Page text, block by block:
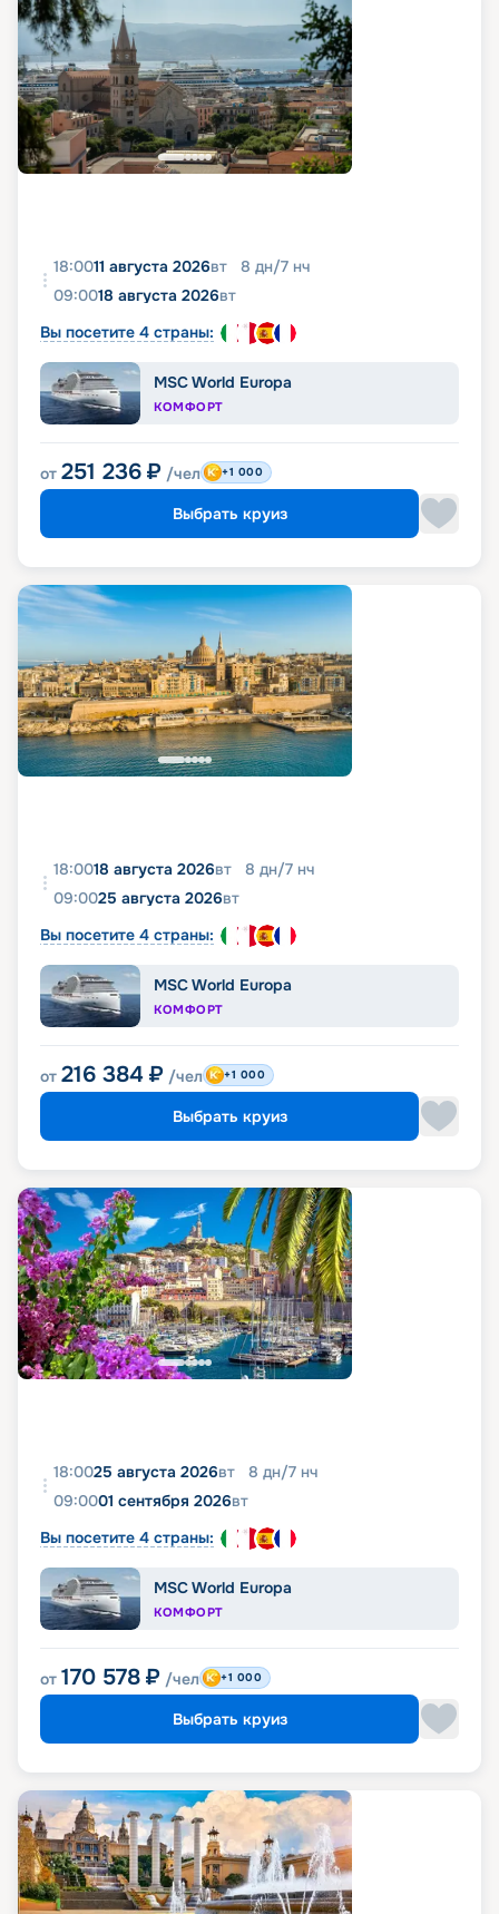
18:0011 августа 2026вт 8 дн/7 нч
09:0018 августа 2026вт
Вы посетите 4 страны:
MSC World Europa
КОМФОРТ
от 251 236 ₽ /чел +1 000
Выбрать круиз
18:0018 августа 2026вт 8 дн/7 нч
09:0025 августа 2026вт
Вы посетите 4 страны:
MSC World Europa
КОМФОРТ
от 216 384 ₽ /чел +1 000
Выбрать круиз
18:0025 августа 2026вт 8 дн/7 нч
09:0001 сентября 2026вт
Вы посетите 4 страны:
MSC World Europa
КОМФОРТ
от 170 578 ₽ /чел +1 000
Выбрать круиз